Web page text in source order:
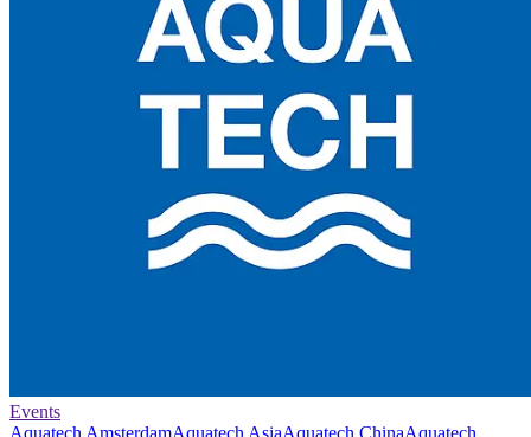
Events
Aquatech AmsterdamAquatech AsiaAquatech ChinaAquatech